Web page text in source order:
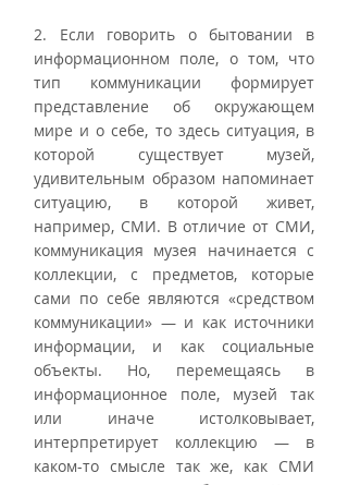
2. Если говорить о бытовании в
информационном поле, о том, что
тип коммуникации формирует
представление об окружающем
мире и о себе, то здесь ситуация, в
которой существует музей,
удивительным образом напоминает
ситуацию, в которой живет,
например, СМИ. В отличие от СМИ,
коммуникация музея начинается с
коллекции, с предметов, которые
сами по себе являются «средством
коммуникации» — и как источники
информации, и как социальные
объекты. Но, перемещаясь в
информационное поле, музей так
или иначе истолковывает,
интерпретирует коллекцию — в
каком-то смысле так же, как СМИ